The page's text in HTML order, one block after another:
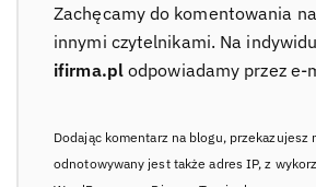
Zachęcamy do komentowania
innymi czytelnikami. Na
ifirma.plodpowiadamy przez e-
Dodając komentarz na blogu,
odnotowywany jest także adres IP, z